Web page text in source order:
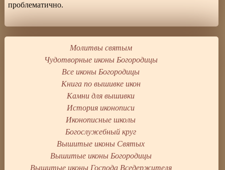
проблематично.
Молитвы святым
Чудотворные иконы Богородицы
Все иконы Богородицы
Книга по вышивке икон
Камни для вышивки
История иконописи
Иконописные школы
Богослужебный круг
Вышитые иконы Святых
Вышитые иконы Богородицы
Вышитые иконы Господа Вседержителя